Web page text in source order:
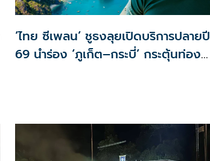
‘ไทย ซีเพลน’ ชูธงลุยเปิดบริการปลายปี
69 นำร่อง ‘ภูเก็ต–กระบี่’ กระตุ้นท่อง